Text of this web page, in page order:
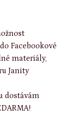
Facebookové
materiály,
Janity
dostávám